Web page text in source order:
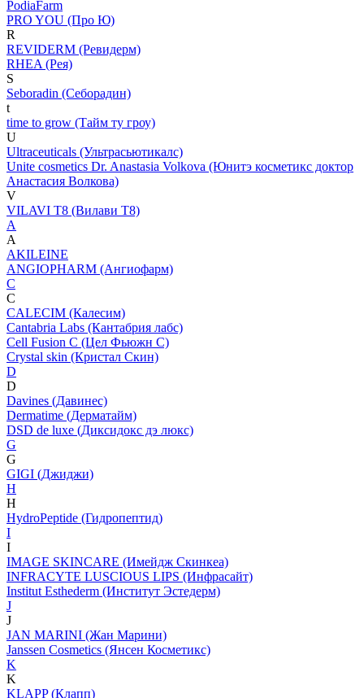
PodiaFarm
PRO YOU (Про Ю)
R
REVIDERM (Ревидерм)
RHEA (Рея)
S
Seboradin (Себорадин)
t
time to grow (Тайм ту гроу)
U
Ultraceuticals (Ультрасьютикалс)
Unite cosmetics Dr. Anastasia Volkova (Юнитэ косметикс доктор
Анастасия Волкова)
V
VILAVI T8 (Вилави Т8)
A
A
AKILEINE
ANGIOPHARM (Ангиофарм)
C
C
CALECIM (Калесим)
Cantabria Labs (Кантабрия лабс)
Cell Fusion C (Цел Фьюжн С)
Crystal skin (Кристал Скин)
D
D
Davines (Давинес)
Dermatime (Дерматайм)
DSD de luxe (Диксидокс дэ люкс)
G
G
GIGI (Джиджи)
H
H
HydroPeptide (Гидропептид)
I
I
IMAGE SKINCARE (Имейдж Скинкеа)
INFRACYTE LUSCIOUS LIPS (Инфрасайт)
Institut Esthederm (Институт Эстедерм)
J
J
JAN MARINI (Жан Марини)
Janssen Cosmetics (Янсен Косметикс)
K
K
KLAPP (Клапп)